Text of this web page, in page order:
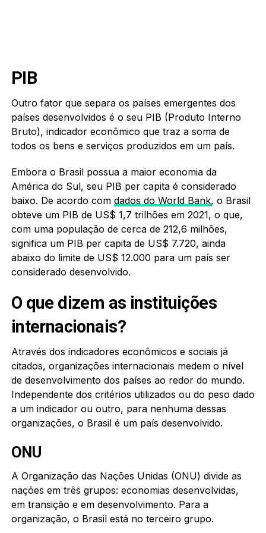
PIB
Outro fator que separa os países emergentes dos
países desenvolvidos é o seu PIB (Produto Interno
Bruto), indicador econômico que traz a soma de
todos os bens e serviços produzidos em um país.
Embora o Brasil possua a maior economia da
América do Sul, seu PIB per capita é considerado
baixo. De acordo com dados do World Bank, o Brasil
obteve um PIB de US$ 1,7 trilhões em 2021, o que,
com uma população de cerca de 212,6 milhões,
significa um PIB per capita de US$ 7.720, ainda
abaixo do limite de US$ 12.000 para um país ser
considerado desenvolvido.
O que dizem as instituições
internacionais?
Através dos indicadores econômicos e sociais já
citados, organizações internacionais medem o nível
de desenvolvimento dos países ao redor do mundo.
Independente dos critérios utilizados ou do peso dado
a um indicador ou outro, para nenhuma dessas
organizações, o Brasil é um país desenvolvido.
ONU
A Organização das Nações Unidas (ONU) divide as
nações em três grupos: economias desenvolvidas,
em transição e em desenvolvimento. Para a
organização, o Brasil está no terceiro grupo.